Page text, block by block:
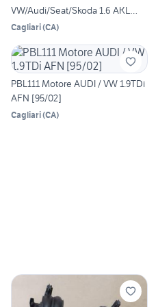
VW/Audi/Seat/Skoda 1.6 AKL
[95/07]
Cagliari(CA)
PBL111 Motore AUDI / VW 1.9TDi
AFN [95/02]
Cagliari(CA)